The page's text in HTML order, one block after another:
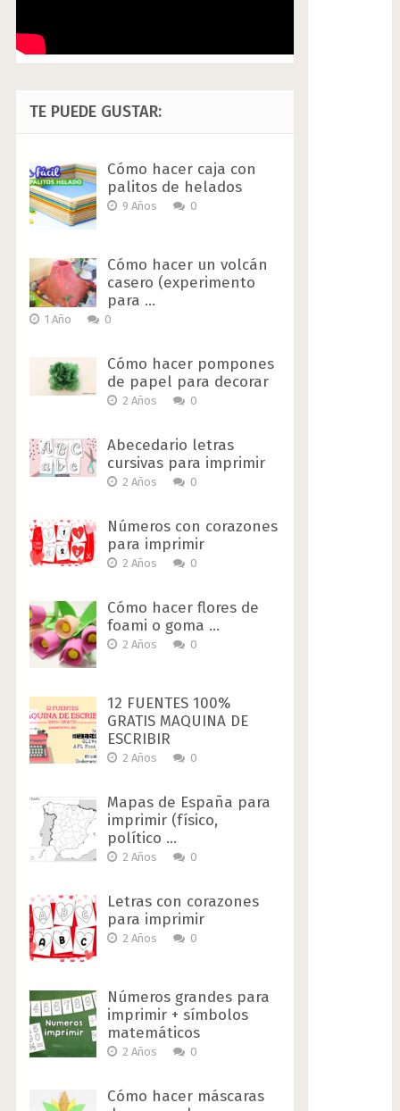
TE PUEDE GUSTAR:
Cómo hacer caja con
palitos de helados
9 Años 0
Cómo hacer un volcán
casero (experimento
para …
1 Año 0
Cómo hacer pompones
de papel para decorar
2 Años 0
Abecedario letras
cursivas para imprimir
2 Años 0
Números con corazones
para imprimir
2 Años 0
Cómo hacer flores de
foami o goma …
2 Años 0
12 FUENTES 100%
GRATIS MAQUINA DE
ESCRIBIR
2 Años 0
Mapas de España para
imprimir (físico,
político …
2 Años 0
Letras con corazones
para imprimir
2 Años 0
Números grandes para
imprimir + símbolos
matemáticos
2 Años 0
Cómo hacer máscaras